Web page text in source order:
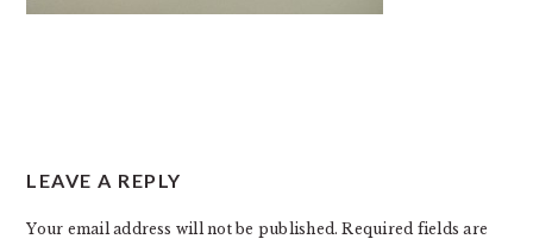
INTERACTIONS
LEAVE A REPLY
Your email address will not be published. Required fields are